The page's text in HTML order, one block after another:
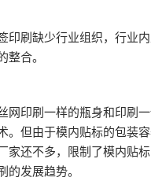
刷缺少行业组织，行业
合。
印刷一样的瓶身和印刷
但由于模内贴标的包装
还不多，限制了模内贴
发展趋势。